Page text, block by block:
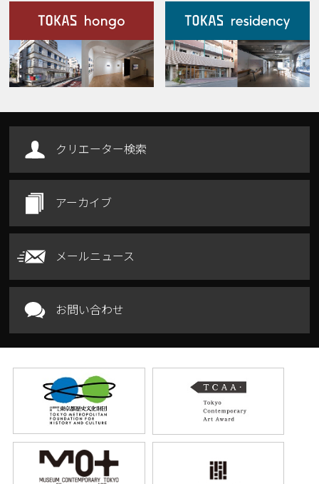
施設案内
Our Facilities
クリエーター検索
アーカイブ
メールニュース
お問い合わせ